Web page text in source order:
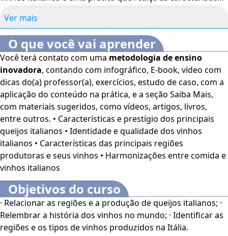
experiência gastronômica. A Itália é famosa por sua rica
variedade de queijos e vinhos, e entender como combinar
esses produtos pode transformar uma refeição comum
em uma experiência memorável. Neste curso, você
aprenderá a respeito da gastronomia italiana,
especificamente acerca de seus queijos e vinhos,
relacionando as regiões de produção, bem como uma
breve história deles. Bons estudos. O Curso Online
Harmonização entre Queijos e Vinhos Italianosé
voltado para profissionais e estudantes da área de
Gastronomia, além de interessados no assunto.
dispõe dos seguintes recursos de acessibilidade: cores
em alto-contraste, aumento de fonte e tradução
automática mediante a Língua Brasileira de Sinais
(Libras). Para ativar esses recursos, acesse "minha
conta" do lado direito da tela na parte superior e
habilite de acordo com sua necessidade.O conteúdo do
curso ficará disponível por até 120 dias após a compra.
Ver mais
O que você vai aprender
Você terá contato com uma metodologia de ensino
inovadora, contando com infográfico, E-book, vídeo com
dicas do(a) professor(a), exercícios, estudo de caso, com a
aplicação do conteúdo na prática, e a seção Saiba Mais,
com materiais sugeridos, como vídeos, artigos, livros,
entre outros. • Características e prestígio dos principais
queijos italianos • Identidade e qualidade dos vinhos
italianos • Características das principais regiões
produtoras e seus vinhos • Harmonizações entre comida e
vinhos italianos
Objetivos do curso
· Relacionar as regiões e a produção de queijos italianos; ·
Relembrar a história dos vinhos no mundo; · Identificar as
regiões e os tipos de vinhos produzidos na Itália.